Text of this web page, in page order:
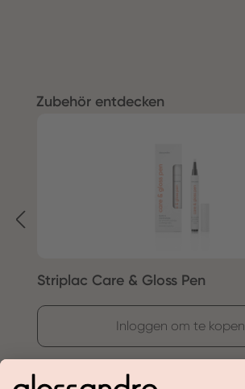
Productgalerij overslaan
Zubehör entdecken
Striplac Care & Gloss Pen
Inloggen om te kopen